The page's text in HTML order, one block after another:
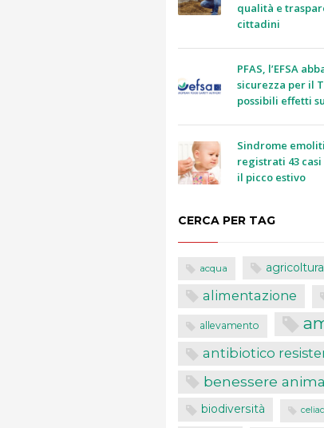
qualità e
cittadini
PFAS, l’EFSA
sicurezza per il
possibili effetti
Sindrome
registrati 43
il picco estivo
CERCA PER TAG
acqua agricoltura
alimentazione
allevamento
antibiotico
benessere
biodiversità